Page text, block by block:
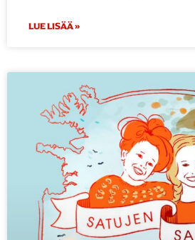
LUE LISÄÄ »